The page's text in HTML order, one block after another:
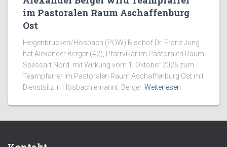
im Pastoralen Raum Aschaffenburg
Ost
Heigenbrücken/Hösbach (POW) Bischof Dr. Franz Jung
hat Alexander Berger (42), Pfarrvikar im Pastoralen Raum
Spessart Nord, mit Wirkung vom 1. Oktober 2026 zum
Teampfarrer im Pastoralen Raum Aschaffenburg Ost mit
Dienstsitz in Hösbach ernannt. Berger Weiterlesen